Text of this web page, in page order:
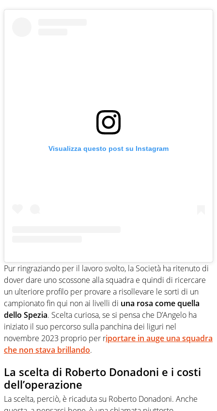
Visualizza questo post su Instagram
Pur ringraziando per il lavoro svolto, la Società ha ritenuto di
dover dare uno scossone alla squadra e quindi di ricercare
un ulteriore profilo per provare a risollevare le sorti di un
campionato fin qui non ai livelli di una rosa come quella
dello Spezia. Scelta curiosa, se si pensa che D’Angelo ha
iniziato il suo percorso sulla panchina dei liguri nel
novembre 2023 proprio per riportare in auge una squadra
che non stava brillando.
La scelta di Roberto Donadoni e i costi
dell’operazione
La scelta, perciò, è ricaduta su Roberto Donadoni. Anche